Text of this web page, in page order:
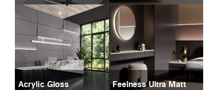
Acrylic Gloss Feelness Ultra Matt